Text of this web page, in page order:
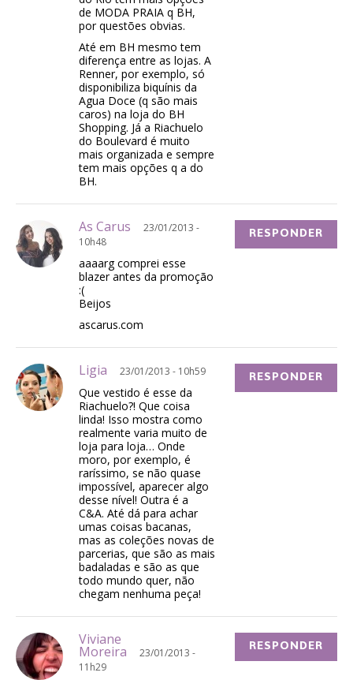
de MODA PRAIA q BH,
por questões obvias.
Até em BH mesmo tem
diferença entre as lojas. A
Renner, por exemplo, só
disponibiliza biquínis da
Agua Doce (q são mais
caros) na loja do BH
Shopping. Já a Riachuelo
do Boulevard é muito
mais organizada e sempre
tem mais opções q a do
BH.
As Carus
23/01/2013 -
10h48
aaaarg comprei esse
blazer antes da promoção
:(
Beijos
ascarus.com
RESPONDER
Ligia 23/01/2013 - 10h59
Que vestido é esse da
Riachuelo?! Que coisa
linda! Isso mostra como
realmente varia muito de
loja para loja… Onde
moro, por exemplo, é
raríssimo, se não quase
impossível, aparecer algo
desse nível! Outra é a
C&A. Até dá para achar
umas coisas bacanas,
mas as coleções novas de
parcerias, que são as mais
badaladas e são as que
todo mundo quer, não
chegam nenhuma peça!
RESPONDER
Viviane
Moreira
23/01/2013 -
11h29
RESPONDER